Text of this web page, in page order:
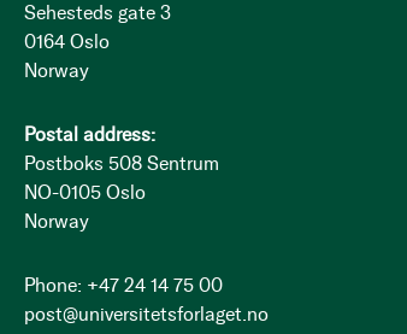
Sehesteds gate 3
0164 Oslo
Norway
Postal address:
Postboks 508 Sentrum
NO-0105 Oslo
Norway
Phone: +47 24 14 75 00
post@universitetsforlaget.no